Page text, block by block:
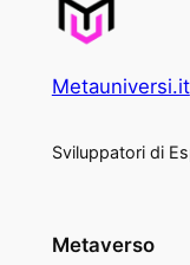
Metauniversi.it
Sviluppatori di
Metaverso